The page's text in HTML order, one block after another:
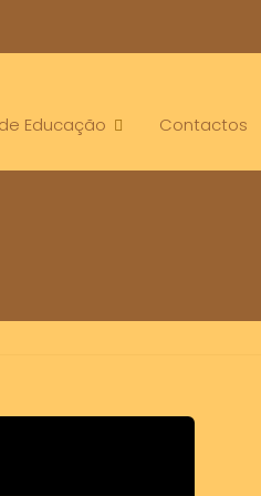
Educação Contactos